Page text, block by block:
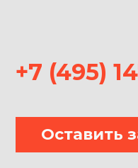
+7 (495)
Оставить